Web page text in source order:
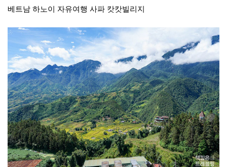
본문
베트남 하노이 자유여행 사파 캇캇빌리지